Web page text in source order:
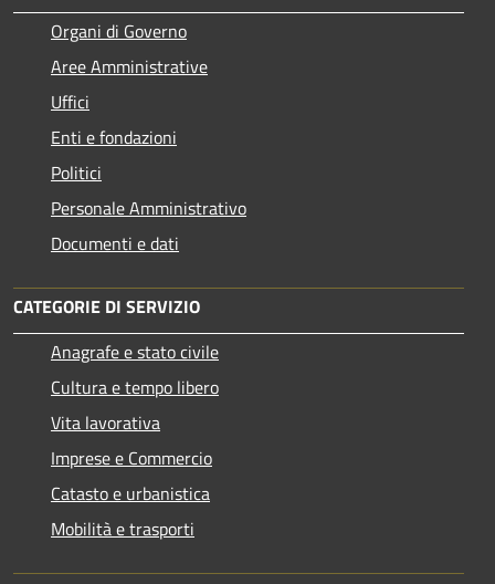
Organi di Governo
Aree Amministrative
Uffici
Enti e fondazioni
Politici
Personale Amministrativo
Documenti e dati
CATEGORIE DI SERVIZIO
Anagrafe e stato civile
Cultura e tempo libero
Vita lavorativa
Imprese e Commercio
Catasto e urbanistica
Mobilità e trasporti